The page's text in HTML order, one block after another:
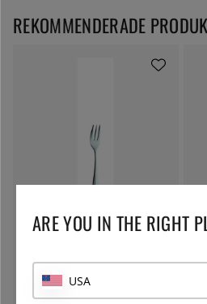
Baguette Tårtgaffel, 145mm -
38:-
REKOMMENDERADE
ARE YOU IN THE RIGHT
USA